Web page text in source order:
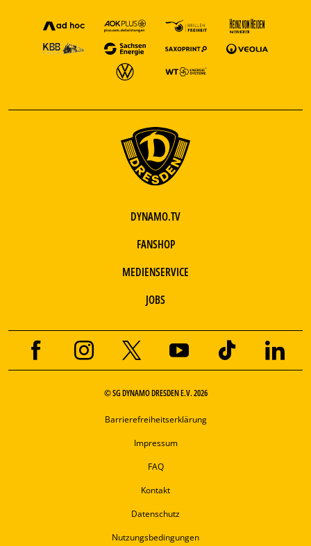
DYNAMO.TV
FANSHOP
MEDIENSERVICE
JOBS
© SG DYNAMO DRESDEN E.V. 2026
Barrierefreiheitserklärung
Impressum
FAQ
Kontakt
Datenschutz
Nutzungsbedingungen